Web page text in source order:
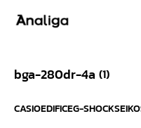
bga-280dr-4a (1)
CASIOEDIFICEG-SHOCKSEIKO